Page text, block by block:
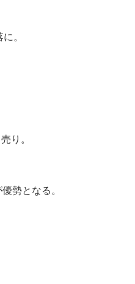
。
り。
勢となる。